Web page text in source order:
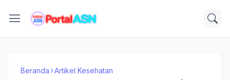
Beranda Artikel Kesehatan